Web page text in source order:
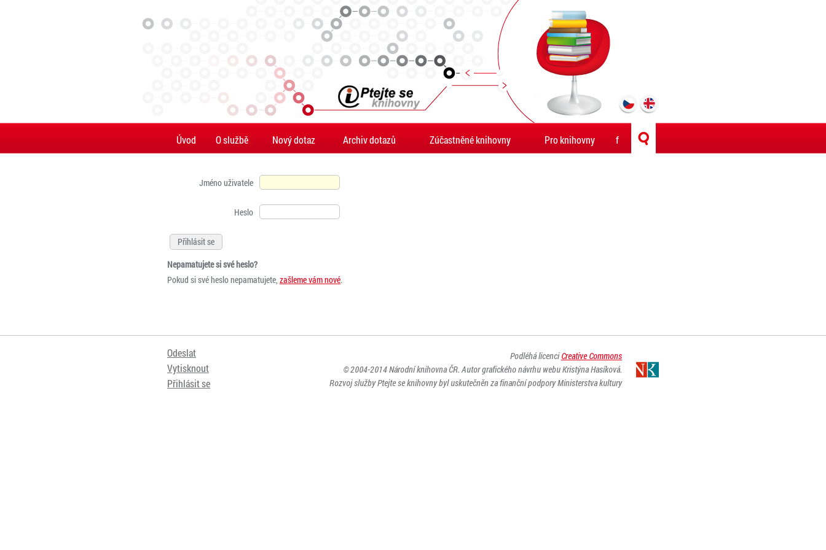
Úvod O službě Nový dotaz Archiv dotazů Zúčastněné knihovny Pro knihovny f
Jméno uživatele
Heslo
Nepamatujete si své heslo?
Pokud si své heslo nepamatujete, zašleme vám nové.
Odeslat
Vytisknout
Přihlásit se
Podléhá licenciCreative Commons
© 2004-2014Národní knihovna ČR. Autor grafického návrhu webu Kristýna Hasíková.
Rozvoj služby Ptejte se knihovny byl uskutečněn za finanční podpory Ministerstva kultury